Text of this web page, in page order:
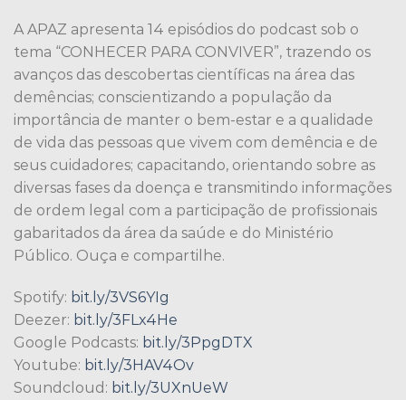
A APAZ apresenta 14 episódios do podcast sob o
tema “CONHECER PARA CONVIVER”, trazendo os
avanços das descobertas científicas na área das
demências; conscientizando a população da
importância de manter o bem-estar e a qualidade
de vida das pessoas que vivem com demência e de
seus cuidadores; capacitando, orientando sobre as
diversas fases da doença e transmitindo informações
de ordem legal com a participação de profissionais
gabaritados da área da saúde e do Ministério
Público. Ouça e compartilhe.
Spotify: bit.ly/3VS6YIg
Deezer: bit.ly/3FLx4He
Google Podcasts: bit.ly/3PpgDTX
Youtube: bit.ly/3HAV4Ov
Soundcloud: bit.ly/3UXnUeW